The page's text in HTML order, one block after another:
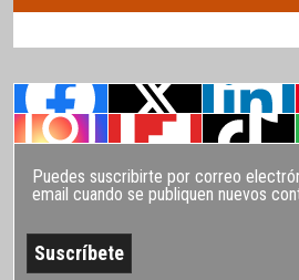
Puedes suscribirte por correo
email cuando se publiquen nuevos